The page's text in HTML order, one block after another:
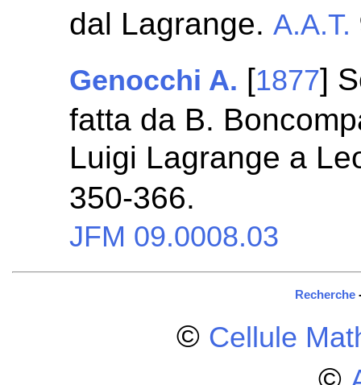
dal Lagrange.A.A.T.
Genocchi A. [1877]
fatta da B.
Luigi Lagrange a
350-366.
JFM 09.0008.03
Recherche
© Cellule